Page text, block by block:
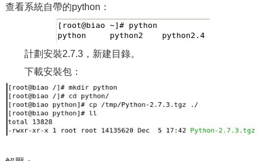
查看系統自帶的python：
計劃安裝2.7.3，新建目錄。
下載安裝包：